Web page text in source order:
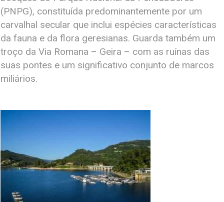
(PNPG), constituída predominantemente por um
carvalhal secular que inclui espécies características
da fauna e da flora geresianas. Guarda também um
troço da Via Romana – Geira – com as ruínas das
suas pontes e um significativo conjunto de marcos
miliários.